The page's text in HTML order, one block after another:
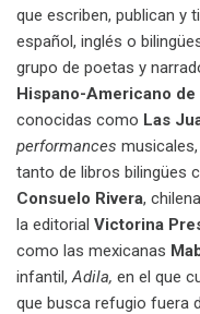
que escriben, publican y
español, inglés o
grupo de poetas y
Hispano-Americano
conocidas como Las
performances
tanto de libros bilingües
Consuelo Rivera,
la editorial Victorina
como las mexicanas
infantil,Adila, en el que
que busca refugio fuera